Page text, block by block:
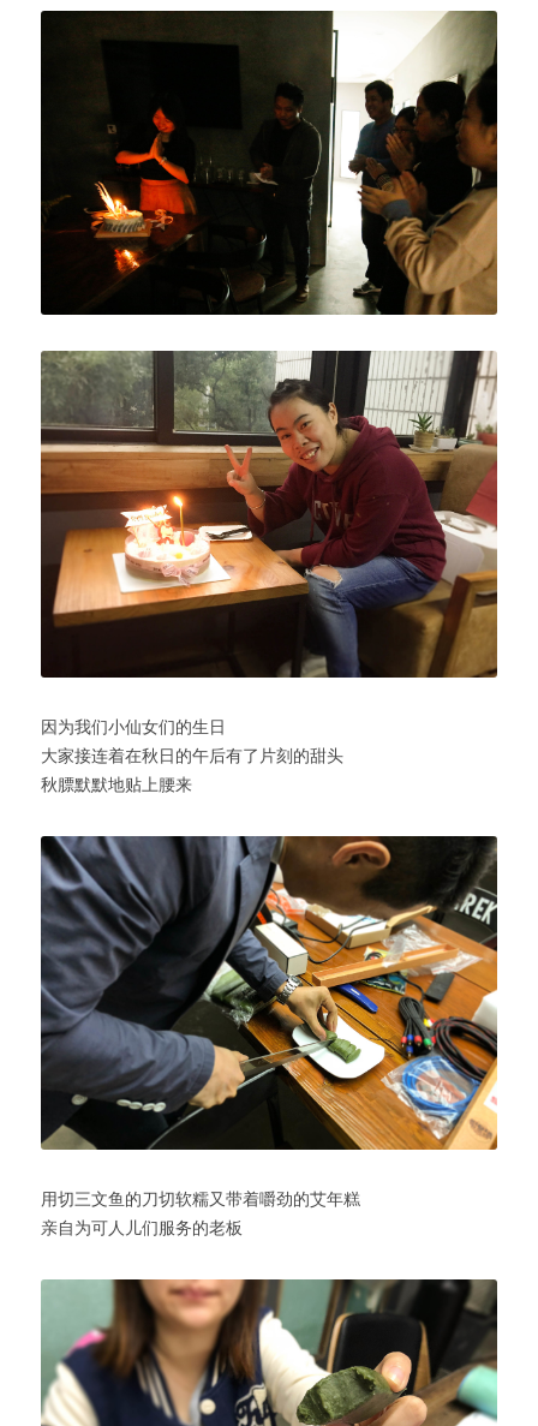
因为我们小仙女们的生日
大家接连着在秋日的午后有了片刻的甜头
秋膘默默地贴上腰来
用切三文鱼的刀切软糯又带着嚼劲的艾年糕
亲自为可人儿们服务的老板